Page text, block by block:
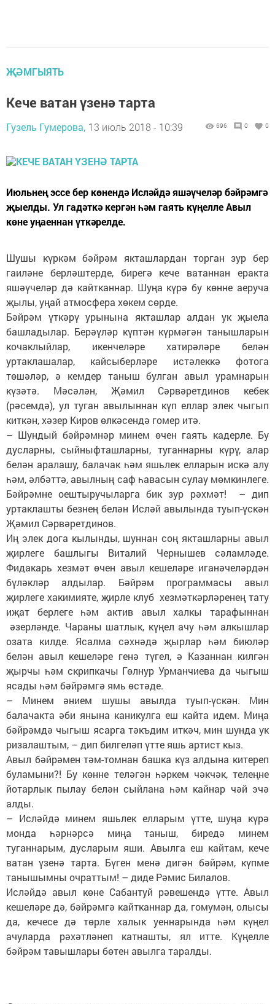
ҖӘМГЫЯТЬ
Кече ватан үзенә тарта
Гузель Гумерова, 13 июль 2018 - 10:39 696 0 0
Июльнең эссе бер көнендә Исләйдә яшәүчеләр бәйрәмгә
җыелды. Ул гадәткә кергән һәм гаять күңелле Авыл
көне уңаеннан үткәрелде.
Шушы күркәм бәйрәм якташлардан торган зур бер
гаиләне берләштерде, бирегә кече ватаннан еракта
яшәүчеләр дә кайтканнар. Шуңа күрә бу көнне аеруча
җылы, уңай атмосфера хөкем сөрде.
Бәйрәм үткәрү урынына якташлар алдан ук җыела
башладылар. Берәүләр күптән күрмәгән танышларын
кочаклыйлар, икенчеләре хатирәләре белән
уртаклашалар, кайсыберләре истәлеккә фотога
төшәләр, ә кемдер таныш булган авыл урамнарын
күзәтә. Мәсәлән, Җәмил Сәрвәретдинов кебек
(рәсемдә), ул туган авылыннан күп еллар элек чыгып
киткән, хәзер Киров өлкәсендә гомер итә.
– Шундый бәйрәмнәр минем өчен гаять кадерле. Бу
дусларны, сыйныфташларны, туганнарны күрү, алар
белән аралашу, балачак һәм яшьлек елларын искә алу
һәм, әлбәттә, авылның саф һавасын сулау мөмкинлеге.
Бәйрәмне оештыручыларга бик зур рәхмәт! – дип
уртаклашты безнең белән Исләй авылында туып-үскән
Җә­мил Сәрвәретдинов.
Иң элек дога кылынды, шуннан соң якташларны авыл
җирлеге башлыгы Виталий Чернышев сәламләде.
Фидакарь хезмәт өчен авыл кешеләре иганәчеләрдән
бүләкләр алдылар. Бәйрәм программасы авыл
җирлеге хакимияте, җирле клуб хезмәткәрләренең тату
иҗат берлеге һәм актив авыл халкы тарафыннан
әзерләнде. Чараны шатлык, күңел ачу һәм алкышлар
озата килде. Ясалма сәхнәдә җырлар һәм биюләр
белән авыл кешеләре генә түгел, ә Казаннан килгән
җырчы һәм скрипкачы Гөлнур Урманчиева да чыгыш
ясады һәм бәйрәмгә ямь өстәде.
– Минем әнием шушы авылда туып-үскән. Мин
балачакта әби янына каникулга еш кайта идем. Миңа
бәйрәмдә чыгыш ясарга тәкъдим иткәч, мин шунда ук
ризалаштым, – дип билгеләп үтте яшь артист кыз.
Авыл бәйрәмен тәм-томнан башка күз алдына китереп
буламыни?! Бу көнне теләгән һәркем чәкчәк, телеңне
йотарлык пылау белән сыйлана һәм кайнар чәй эчә
алды.
– Исләйдә минем яшьлек елларым үтте, шуңа күрә
монда һәрнәрсә миңа таныш, биредә минем
туганнарым, дусларым яши. Авылга еш кайтам, кече
ватан үзенә тарта. Бүген менә дигән бәйрәм, күпме
танышымны очраттым! – диде Рәмис Билалов.
Исләйдә авыл көне Сабантуй рәвешендә үтте. Авыл
кешеләре дә, бәйрәмгә кайтканнар да, гомумән, олысы
да, кечесе дә төрле халык уеннарында һәм күңел
ачуларда рәхәтләнеп катнашты, ял итте. Күңелле
бәйрәм тавышлары бөтен авылга таралды.